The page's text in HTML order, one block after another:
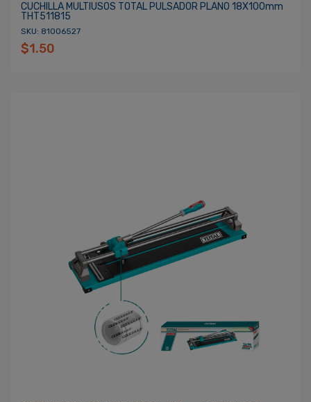
CUCHILLA MULTIUSOS TOTAL PULSADOR PLANO 18X100mm
THT511815
SKU: 81006527
$1.50